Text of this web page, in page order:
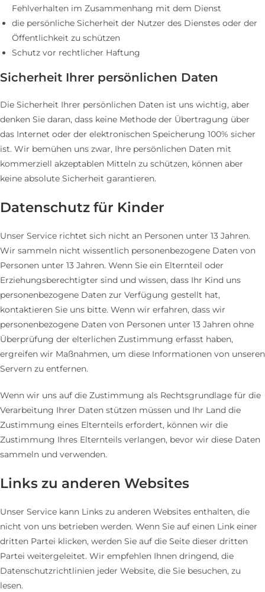
Fehlverhalten im Zusammenhang mit dem Dienst
die persönliche Sicherheit der Nutzer des Dienstes oder der
Öffentlichkeit zu schützen
Schutz vor rechtlicher Haftung
Sicherheit Ihrer persönlichen Daten
Die Sicherheit Ihrer persönlichen Daten ist uns wichtig, aber
denken Sie daran, dass keine Methode der Übertragung über
das Internet oder der elektronischen Speicherung 100% sicher
ist. Wir bemühen uns zwar, Ihre persönlichen Daten mit
kommerziell akzeptablen Mitteln zu schützen, können aber
keine absolute Sicherheit garantieren.
Datenschutz für Kinder
Unser Service richtet sich nicht an Personen unter 13 Jahren.
Wir sammeln nicht wissentlich personenbezogene Daten von
Personen unter 13 Jahren. Wenn Sie ein Elternteil oder
Erziehungsberechtigter sind und wissen, dass Ihr Kind uns
personenbezogene Daten zur Verfügung gestellt hat,
kontaktieren Sie uns bitte. Wenn wir erfahren, dass wir
personenbezogene Daten von Personen unter 13 Jahren ohne
Überprüfung der elterlichen Zustimmung erfasst haben,
ergreifen wir Maßnahmen, um diese Informationen von unseren
Servern zu entfernen.
Wenn wir uns auf die Zustimmung als Rechtsgrundlage für die
Verarbeitung Ihrer Daten stützen müssen und Ihr Land die
Zustimmung eines Elternteils erfordert, können wir die
Zustimmung Ihres Elternteils verlangen, bevor wir diese Daten
sammeln und verwenden.
Links zu anderen Websites
Unser Service kann Links zu anderen Websites enthalten, die
nicht von uns betrieben werden. Wenn Sie auf einen Link einer
dritten Partei klicken, werden Sie auf die Seite dieser dritten
Partei weitergeleitet. Wir empfehlen Ihnen dringend, die
Datenschutzrichtlinien jeder Website, die Sie besuchen, zu
lesen.